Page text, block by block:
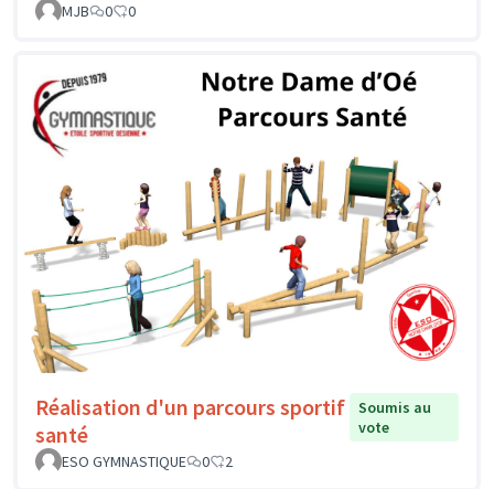
MJB
0 0
Réalisation d'un parcours sportif
santé
Soumis au
vote
ESO GYMNASTIQUE
0 2